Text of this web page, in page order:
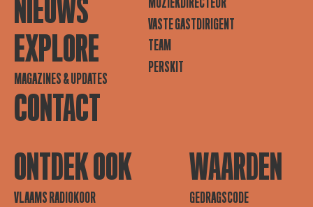
NIEUWS
EXPLORE
MAGAZINES & UPDATES
CONTACT
VASTE GASTDIRIGENT
TEAM
PERSKIT
ONTDEK OOK
VLAAMS RADIOKOOR
WAARDEN
GEDRAGSCODE